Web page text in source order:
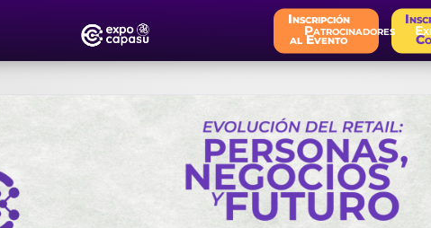
Patrocinadores
Inscripción
al Evento